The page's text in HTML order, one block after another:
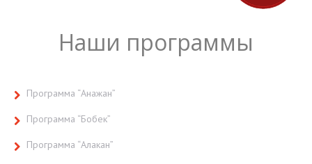
Наши программы
Программа “Анажан”
Программа “Бобек”
Программа “Алакан”